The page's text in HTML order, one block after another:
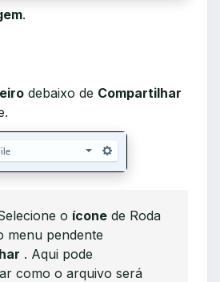
.
debaixo de Compartilhar
o ícone de Roda
menu pendente
. Aqui pode
como o arquivo será